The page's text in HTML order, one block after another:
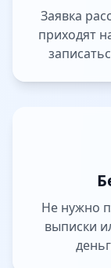
Заявка
приходят
Не нужно
выписки